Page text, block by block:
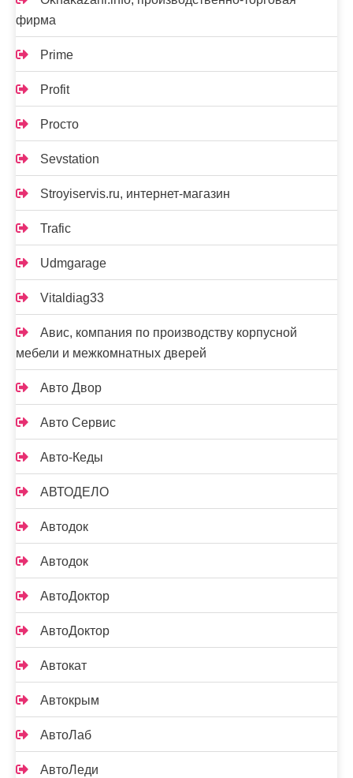
фирма
Prime
Profit
Proсто
Sevstation
Stroyiservis.ru, интернет-магазин
Trafic
Udmgarage
Vitaldiag33
Авис, компания по производству корпусной
мебели и межкомнатных дверей
Авто Двор
Авто Сервис
Авто-Кеды
АВТОДЕЛО
Автодок
Автодок
АвтоДоктор
АвтоДоктор
Автокат
Автокрым
АвтоЛаб
АвтоЛеди